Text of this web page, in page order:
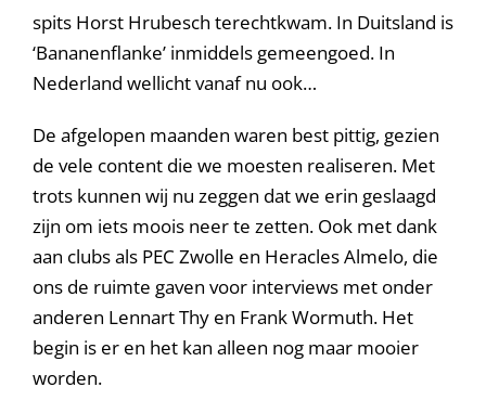
spits Horst Hrubesch terechtkwam. In Duitsland is
‘Bananenflanke’ inmiddels gemeengoed. In
Nederland wellicht vanaf nu ook…
De afgelopen maanden waren best pittig, gezien
de vele content die we moesten realiseren. Met
trots kunnen wij nu zeggen dat we erin geslaagd
zijn om iets moois neer te zetten. Ook met dank
aan clubs als PEC Zwolle en Heracles Almelo, die
ons de ruimte gaven voor interviews met onder
anderen Lennart Thy en Frank Wormuth. Het
begin is er en het kan alleen nog maar mooier
worden.